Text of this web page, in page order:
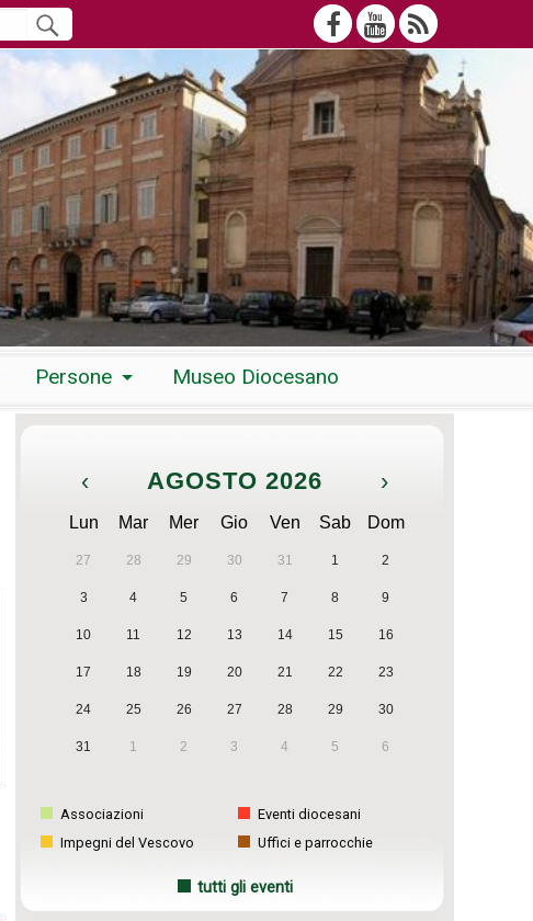
Persone Museo Diocesano
‹ AGOSTO 2026 ›
Lun Mar Mer Gio Ven Sab Dom
27 28 29 30 31 1 2
3 4 5 6 7 8 9
10 11 12 13 14 15 16
17 18 19 20 21 22 23
24 25 26 27 28 29 30
31 1 2 3 4 5 6
Associazioni
Eventi diocesani
Impegni del Vescovo
Uffici e parrocchie
tutti gli eventi